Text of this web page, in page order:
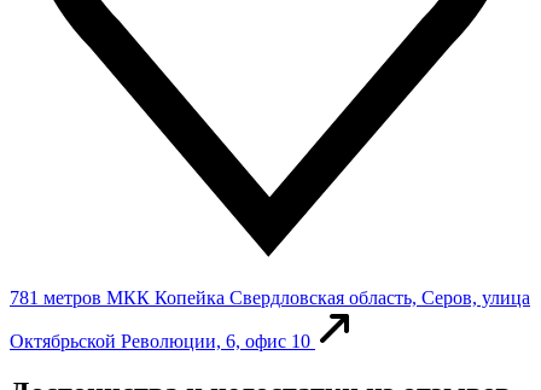
781 метров МКК Копейка Свердловская область, Серов, улица
Октябрьской Революции, 6, офис 10